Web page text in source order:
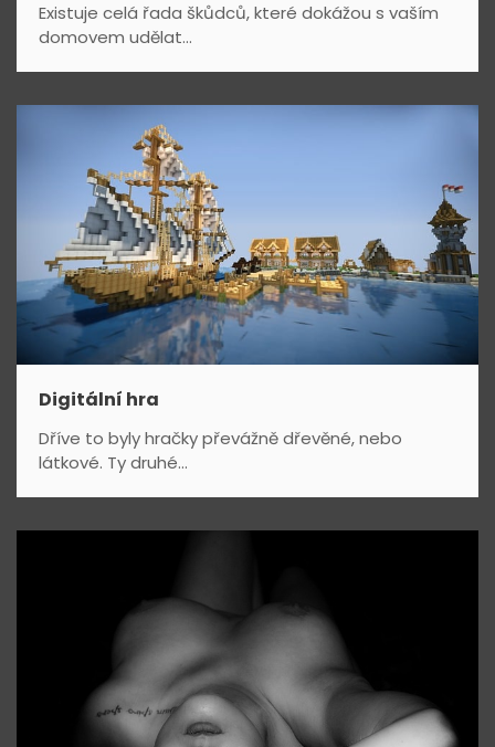
Existuje celá řada škůdců, které dokážou s vaším
domovem udělat...
Digitální hra
Dříve to byly hračky převážně dřevěné, nebo
látkové. Ty druhé...